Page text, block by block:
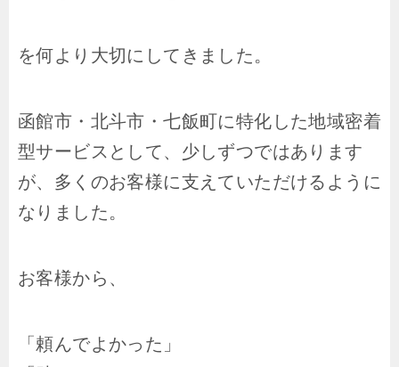
を何より大切にしてきました。
函館市・北斗市・七飯町に特化した地域密着
型サービスとして、少しずつではあります
が、多くのお客様に支えていただけるように
なりました。
お客様から、
「頼んでよかった」